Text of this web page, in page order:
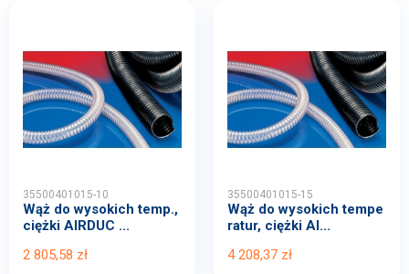
35500401015-10
Wąż do wysokich temp.,
ciężki AIRDUC ...
2 805,58 zł
35500401015-15
Wąż do wysokich tempe
ratur, ciężki AI...
4 208,37 zł